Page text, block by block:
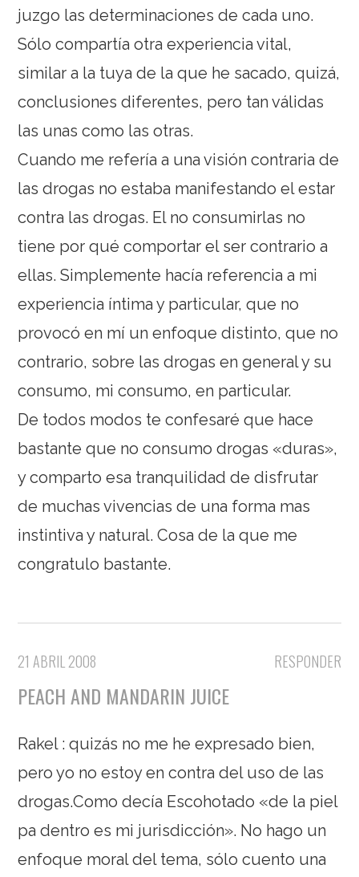
juzgo las determinaciones de cada uno.
Sólo compartía otra experiencia vital,
similar a la tuya de la que he sacado, quizá,
conclusiones diferentes, pero tan válidas
las unas como las otras.
Cuando me refería a una visión contraria de
las drogas no estaba manifestando el estar
contra las drogas. El no consumirlas no
tiene por qué comportar el ser contrario a
ellas. Simplemente hacía referencia a mi
experiencia íntima y particular, que no
provocó en mí un enfoque distinto, que no
contrario, sobre las drogas en general y su
consumo, mi consumo, en particular.
De todos modos te confesaré que hace
bastante que no consumo drogas «duras»,
y comparto esa tranquilidad de disfrutar
de muchas vivencias de una forma mas
instintiva y natural. Cosa de la que me
congratulo bastante.
RESPONDER
21 ABRIL 2008
PEACH AND MANDARIN JUICE
Rakel : quizás no me he expresado bien,
pero yo no estoy en contra del uso de las
drogas.Como decía Escohotado «de la piel
pa dentro es mi jurisdicción». No hago un
enfoque moral del tema, sólo cuento una